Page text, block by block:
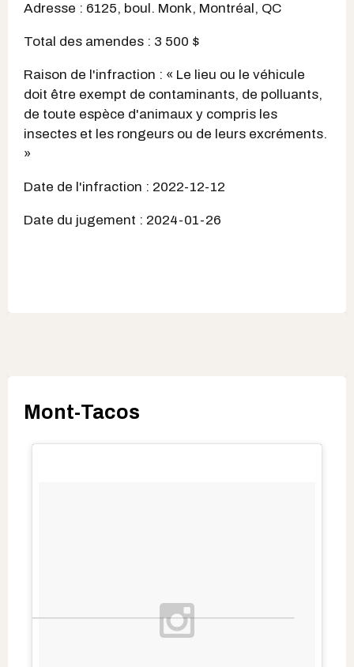
Adresse : 6125, boul. Monk, Montréal, QC
Total des amendes : 3 500 $
Raison de l'infraction : « Le lieu ou le véhicule
doit être exempt de contaminants, de polluants,
de toute espèce d'animaux y compris les
insectes et les rongeurs ou de leurs excréments.
»
Date de l'infraction : 2022-12-12
Date du jugement : 2024-01-26
Mont-Tacos